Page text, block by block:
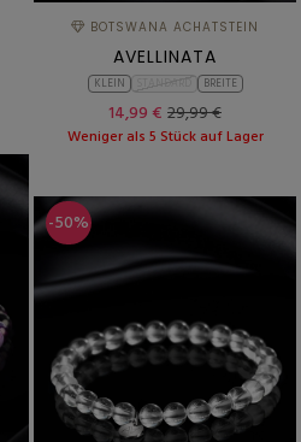
BOTSWANA ACHATSTEIN
AVELLINATA
KLEIN BREITE
14,99 € 29,99 €
Weniger als 5 Stück auf Lager
-50%